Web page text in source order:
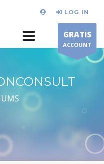
LOG IN
GRATIS
ACCOUNT